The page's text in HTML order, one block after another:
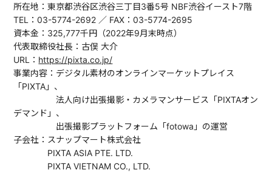
所在地：東京都渋谷区渋谷三丁目3番5号 NBF渋谷イースト7階
TEL：03-5774-2692 ／ FAX：03-5774-2695
資本金：325,777千円（2022年9月末時点）
代表取締役社長：古俣 大介
URL： https://pixta.co.jp/
事業内容：デジタル素材のオンラインマーケットプレイス
「PIXTA」、
法人向け出張撮影・カメラマンサービス「PIXTAオン
デマンド」、
出張撮影プラットフォーム「fotowa」の運営
子会社：スナップマート株式会社
PIXTA ASIA PTE. LTD.
PIXTA VIETNAM CO., LTD.